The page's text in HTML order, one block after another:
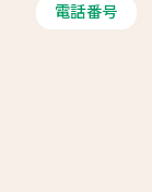
電話番号